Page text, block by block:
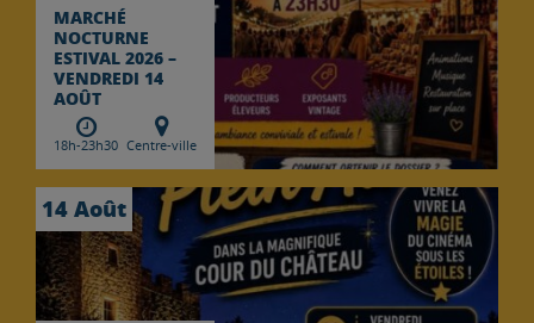
MARCHÉ
NOCTURNE
ESTIVAL 2026 –
VENDREDI 14
AOÛT
18h-23h30 Centre-ville
14 Août